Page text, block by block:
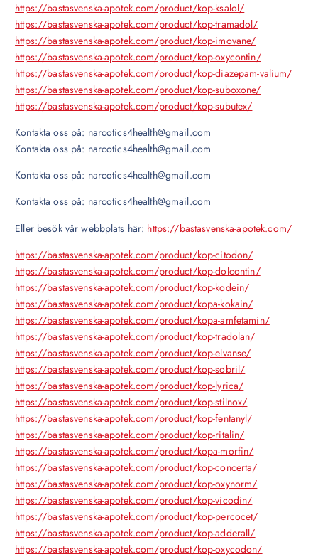
https://bastasvenska-apotek.com/product/kop-ksalol/
https://bastasvenska-apotek.com/product/kop-tramadol/
https://bastasvenska-apotek.com/product/kop-imovane/
https://bastasvenska-apotek.com/product/kop-oxycontin/
https://bastasvenska-apotek.com/product/kop-diazepam-valium/
https://bastasvenska-apotek.com/product/kop-suboxone/
https://bastasvenska-apotek.com/product/kop-subutex/
Kontakta oss på: narcotics4health@gmail.com
Kontakta oss på: narcotics4health@gmail.com
Kontakta oss på: narcotics4health@gmail.com
Kontakta oss på: narcotics4health@gmail.com
Eller besök vår webbplats här: https://bastasvenska-apotek.com/
https://bastasvenska-apotek.com/product/kop-citodon/
https://bastasvenska-apotek.com/product/kop-dolcontin/
https://bastasvenska-apotek.com/product/kop-kodein/
https://bastasvenska-apotek.com/product/kopa-kokain/
https://bastasvenska-apotek.com/product/kopa-amfetamin/
https://bastasvenska-apotek.com/product/kop-tradolan/
https://bastasvenska-apotek.com/product/kop-elvanse/
https://bastasvenska-apotek.com/product/kop-sobril/
https://bastasvenska-apotek.com/product/kop-lyrica/
https://bastasvenska-apotek.com/product/kop-stilnox/
https://bastasvenska-apotek.com/product/kop-fentanyl/
https://bastasvenska-apotek.com/product/kop-ritalin/
https://bastasvenska-apotek.com/product/kopa-morfin/
https://bastasvenska-apotek.com/product/kop-concerta/
https://bastasvenska-apotek.com/product/kop-oxynorm/
https://bastasvenska-apotek.com/product/kop-vicodin/
https://bastasvenska-apotek.com/product/kop-percocet/
https://bastasvenska-apotek.com/product/kop-adderall/
https://bastasvenska-apotek.com/product/kop-oxycodon/